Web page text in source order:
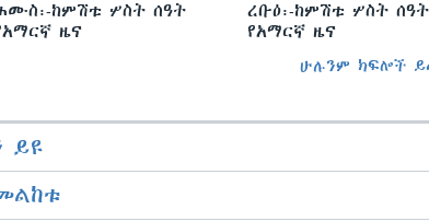
ከምሽቱ ሦስት ሰዓት
ዜና
ረቡዕ፡-ከምሽቱ ሦስት ሰዓት
የአማርኛ ዜና
ሁሉንም ክፍሎች
ይዩ